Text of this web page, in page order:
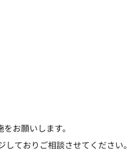
お願いします。
ておりご相談させてください。